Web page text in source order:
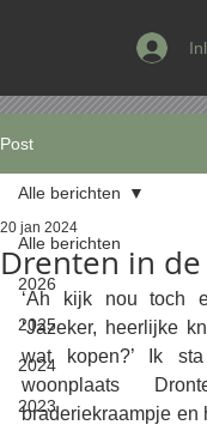
Post
Alle berichten
2026
2025
2024
2023
Alle berichten
Drenten in
20 jan 2024
‘Ah kijk nou toch
‘Jazeker, heerlijke
wat kopen?’ Ik
woonplaats
braderiekraampje en